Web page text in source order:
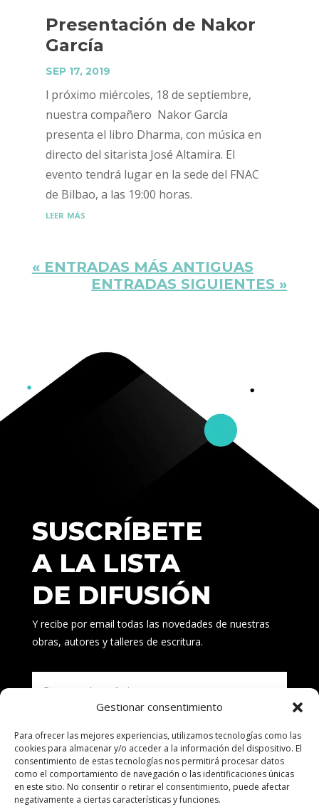
Gestionar consentimiento
Para ofrecer las mejores experiencias, utilizamos tecnologías como las
cookies para almacenar y/o acceder a la información del dispositivo. El
consentimiento de estas tecnologías nos permitirá procesar datos
como el comportamiento de navegación o las identificaciones únicas
en este sitio. No consentir o retirar el consentimiento, puede afectar
negativamente a ciertas características y funciones.
Presentación de Nakor
García
SEP 17, 2019
l próximo miércoles, 18 de septiembre,
nuestra compañero Nakor García
presenta el libro Dharma, con música en
directo del sitarista José Altamira. El
evento tendrá lugar en la sede del FNAC
de Bilbao, a las 19:00 horas.
leer más
« ENTRADAS MÁS ANTIGUAS
ENTRADAS SIGUIENTES »
SUSCRÍBETE
A LA LISTA
DE DIFUSIÓN
Y recibe por email todas las novedades de nuestras
obras, autores y talleres de escritura.
Suscribirse